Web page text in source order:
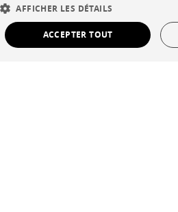
Devenir concessionnaire
Contract
AFFICHER LES DÉTAILS
ACCEPTER TOUT